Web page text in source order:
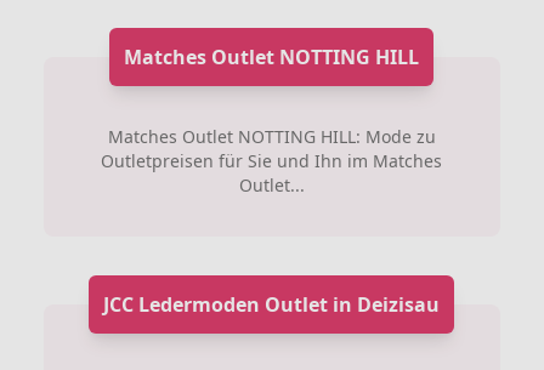
Matches Outlet NOTTING HILL
Matches Outlet NOTTING HILL: Mode zu
Outletpreisen für Sie und Ihn im Matches
Outlet...
JCC Ledermoden Outlet in Deizisau